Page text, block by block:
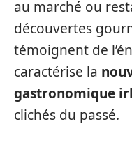
au marché ou
découvertes
témoignent de
caractérise la
gastronomique
clichés du passé.